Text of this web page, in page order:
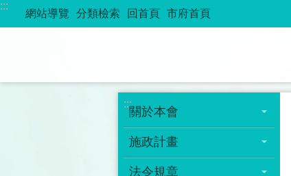
跳到主要內容區塊
:::
網站導覽 分類檢索 回首頁 市府首頁
:::
關於本會
施政計畫
法令規章